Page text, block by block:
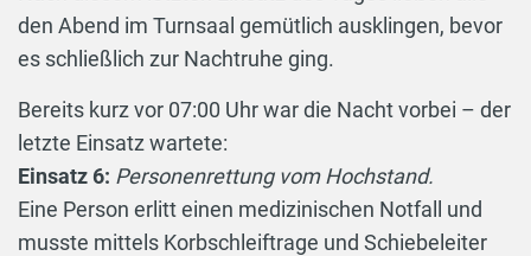
den Abend im Turnsaal gemütlich ausklingen, bevor
es schließlich zur Nachtruhe ging.
Bereits kurz vor 07:00 Uhr war die Nacht vorbei – der
letzte Einsatz wartete:
Einsatz 6: Personenrettung vom Hochstand.
Eine Person erlitt einen medizinischen Notfall und
musste mittels Korbschleiftrage und Schiebeleiter